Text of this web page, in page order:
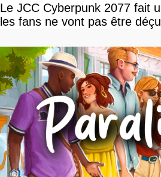
Le JCC Cyberpunk 2077 fait
les fans ne vont pas être